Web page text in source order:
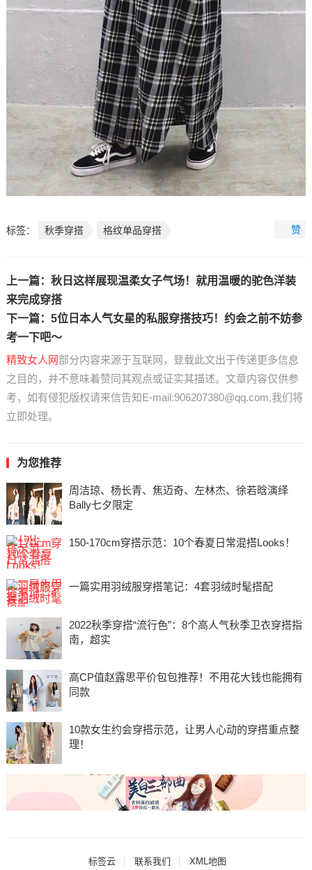
标签： 秋季穿搭 格纹单品穿搭 赞
上一篇： 秋日这样展现温柔女子气场！就用温暖的驼色洋装
来完成穿搭
下一篇： 5位日本人气女星的私服穿搭技巧！约会之前不妨参
考一下吧～
精致女人网部分内容来源于互联网，登载此文出于传递更多信息
之目的，并不意味着赞同其观点或证实其描述。文章内容仅供参
考，如有侵犯版权请来信告知E-mail:906207380@qq.com,我们将
立即处理。
为您推荐
周洁琼、杨长青、焦迈奇、左林杰、徐若晗演绎
Bally七夕限定
150-170cm穿搭示范：10个春夏日常混搭Looks！
一篇实用羽绒服穿搭笔记：4套羽绒时髦搭配
2022秋季穿搭“流行色”：8个高人气秋季卫衣穿搭指
南，超实
高CP值赵露思平价包包推荐！不用花大钱也能拥有
同款
10款女生约会穿搭示范，让男人心动的穿搭重点整
理！
标签云 联系我们 XML地图